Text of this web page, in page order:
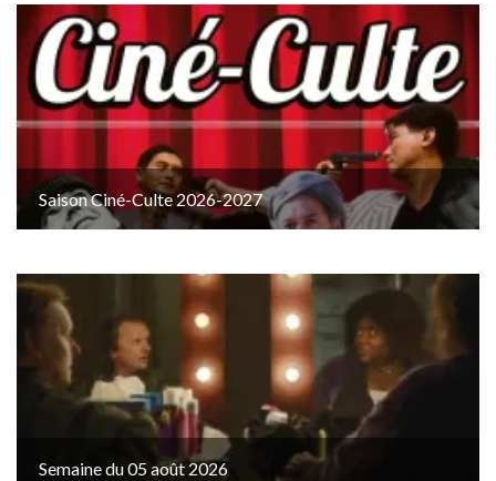
Saison Ciné-Culte 2026-2027
Semaine du 05 août 2026